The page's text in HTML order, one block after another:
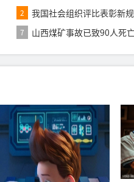
2
我国社会组织评比表彰新
台 未经批准不
7
山西煤矿事故已致90人死